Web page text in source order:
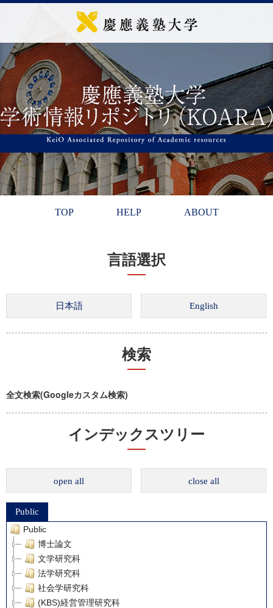
TOP HELP ABOUT
言語選択
検索
全文検索(Googleカスタム検索)
インデックスツリー
open all close all
Public
Public
博士論文
文学研究科
法学研究科
社会学研究科
(KBS)経営管理研究科